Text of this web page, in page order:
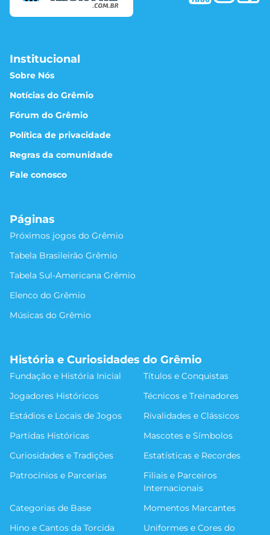
Institucional
Sobre Nós
Notícias do Grêmio
Fórum do Grêmio
Política de privacidade
Regras da comunidade
Fale conosco
Páginas
Próximos jogos do Grêmio
Tabela Brasileirão Grêmio
Tabela Sul-Americana Grêmio
Elenco do Grêmio
Músicas do Grêmio
História e Curiosidades do Grêmio
Fundação e História Inicial
Títulos e Conquistas
Jogadores Históricos
Técnicos e Treinadores
Estádios e Locais de Jogos
Rivalidades e Clássicos
Partidas Históricas
Mascotes e Símbolos
Curiosidades e Tradições
Estatísticas e Recordes
Patrocínios e Parcerias
Filiais e Parceiros
Internacionais
Categorias de Base
Momentos Marcantes
Hino e Cantos da Torcida
Uniformes e Cores do